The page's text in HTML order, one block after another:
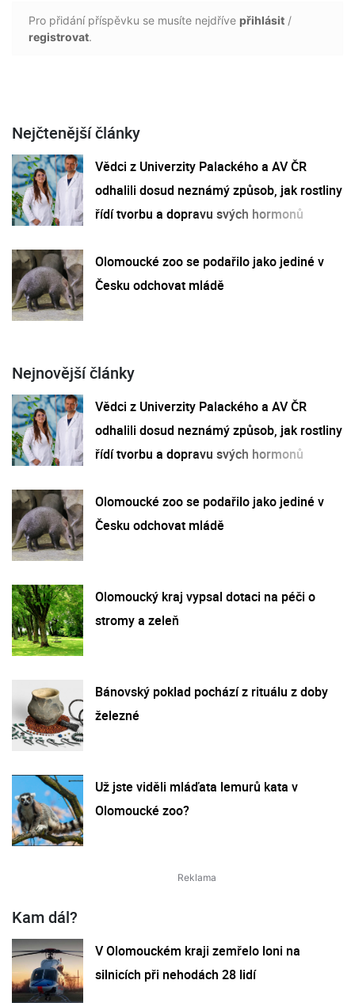
Pro přidání příspěvku se musíte nejdříve přihlásit /
registrovat.
Nejčtenější články
Vědci z Univerzity Palackého a AV ČR
odhalili dosud neznámý způsob, jak rostliny
řídí tvorbu a dopravu svých hormonů
Olomoucké zoo se podařilo jako jediné v
Česku odchovat mládě
Nejnovější články
Vědci z Univerzity Palackého a AV ČR
odhalili dosud neznámý způsob, jak rostliny
řídí tvorbu a dopravu svých hormonů
Olomoucké zoo se podařilo jako jediné v
Česku odchovat mládě
Olomoucký kraj vypsal dotaci na péči o
stromy a zeleň
Bánovský poklad pochází z rituálu z doby
železné
Už jste viděli mláďata lemurů kata v
Olomoucké zoo?
Kam dál?
V Olomouckém kraji zemřelo loni na
silnicích při nehodách 28 lidí